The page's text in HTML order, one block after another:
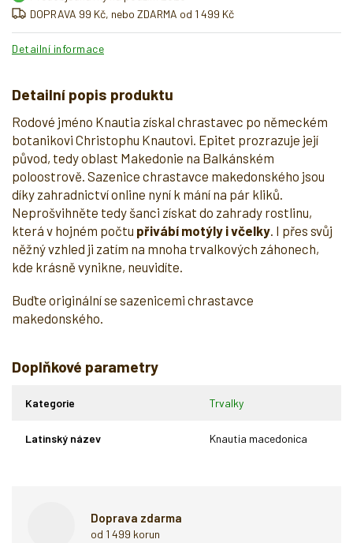
DOPRAVA 99 Kč, nebo ZDARMA od 1 499 Kč
Detailní informace
Detailní popis produktu
Rodové jméno Knautia získal chrastavec po německém
botanikovi Christophu Knautovi. Epitet prozrazuje její
původ, tedy oblast Makedonie na Balkánském
poloostrově. Sazenice chrastavce makedonského jsou
díky zahradnictví online nyní k mání na pár kliků.
Neprošvihněte tedy šanci získat do zahrady rostlinu,
která v hojném počtu přivábí motýly i včelky. I přes svůj
něžný vzhled ji zatím na mnoha trvalkových záhonech,
kde krásně vynikne, neuvidíte.
Buďte originální se sazenicemi chrastavce
makedonského.
Doplňkové parametry
Kategorie Trvalky
Latinský název Knautia macedonica
Doprava zdarma
od 1 499 korun